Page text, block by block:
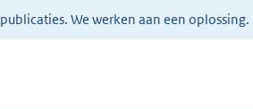
We werken aan een oplossing.